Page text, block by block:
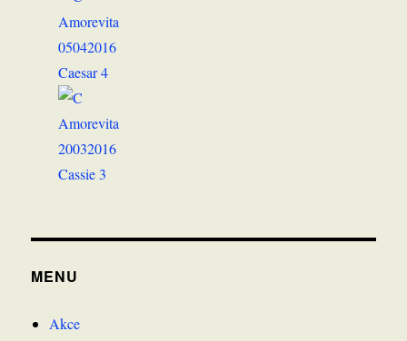
MENU
Akce